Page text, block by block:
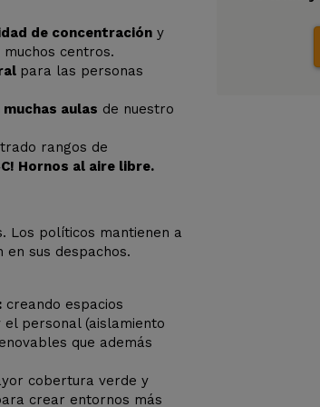
de concentración y
centros.
para las personas
aulas de nuestro
rangos de
Hornos al aire libre.
Los políticos mantienen a
sus despachos.
creando espacios
personal (aislamiento
que además
cobertura verde y
crear entornos más